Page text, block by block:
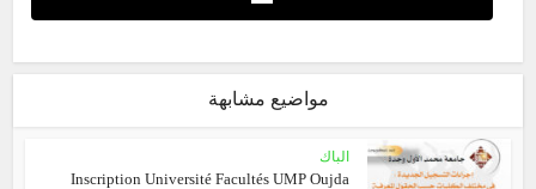
مواضيع مشابهة
الباك
Inscription Université Facultés UMP Oujda